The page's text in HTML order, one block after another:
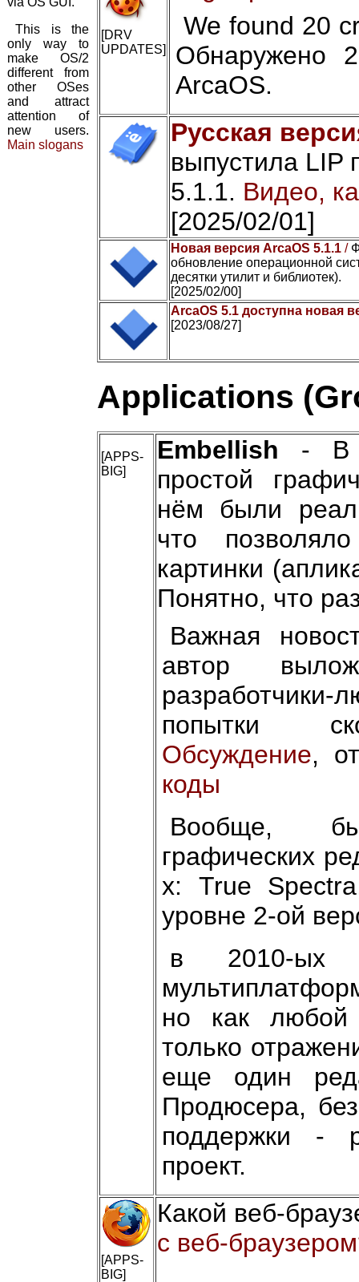
This is the
only way to
make OS/2
different from
other OSes
and attract
attention of
new users.
Main slogans
[DRV
UPDATES]
We found 20
Обнаружено
ArcaOS.
Русская
выпустила LIP
5.1.1. Видео,
[2025/02/01]
Новая версия ArcaOS 5.1.1 /
обновление операционной
десятки утилит и библиотек).
[2025/02/00]
ArcaOS 5.1 доступна новая
[2023/08/27]
Applications
[APPS-
BIG]
Embellish - В
простой
нём были
что
картинки
Понятно, что
Важная
автор
попытки
Обсуждение,
коды
Вообще,
графических
х: True
уровне 2-ой
в 2010-ых
но как любой
только
еще один
Продюсера,
поддержки -
проект.
[APPS-
BIG]
Какой веб-
с веб-